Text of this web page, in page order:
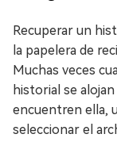
Recuperar un
la papelera de
Muchas veces
historial se
encuentren ella,
seleccionar el